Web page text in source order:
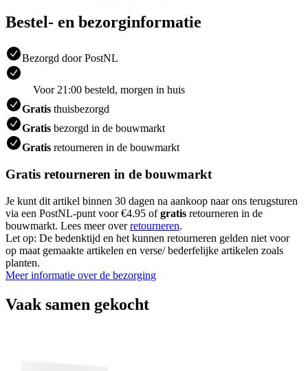
Bestel- en bezorginformatie
Bezorgd door PostNL
Voor 21:00 besteld, morgen in huis
Gratis thuisbezorgd
Gratis bezorgd in de bouwmarkt
Gratis retourneren in de bouwmarkt
Gratis retourneren in de bouwmarkt
Je kunt dit artikel binnen 30 dagen na aankoop naar ons terugsturen
via een PostNL-punt voor €4.95 ofgratis retourneren in de
bouwmarkt. Lees meer overretourneren.
Let op: De bedenktijd en het kunnen retourneren gelden niet voor
op maat gemaakte artikelen en verse/ bederfelijke artikelen zoals
planten.
Meer informatie over de bezorging
Vaak samen gekocht